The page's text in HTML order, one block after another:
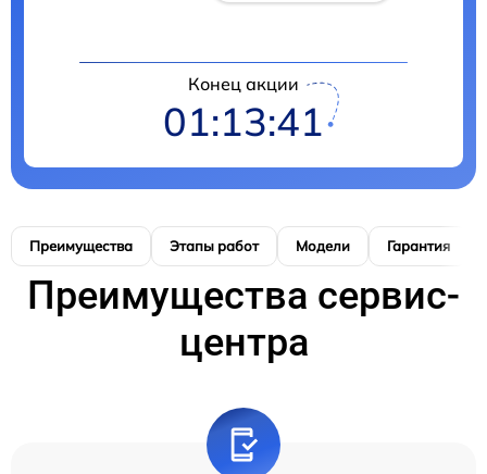
Конец акции
01:13:40
Преимущества Этапы работ Модели Гарантия
Преимущества сервис-
центра